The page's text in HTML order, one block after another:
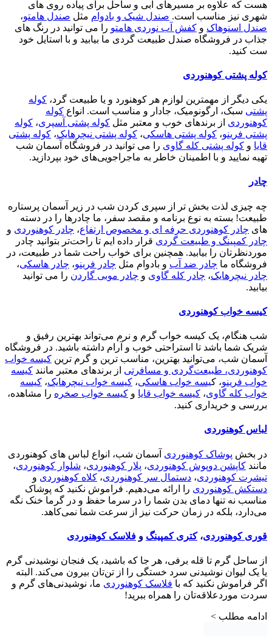
هست که علاوه بر مسیرهای آبی و ساحل برای پیاده روی های
شهری نیز مناسب است. صندل شیک و بادوام مثل صندل هامتو،
صندل اسنوهاک و کفش آب نوردی هامتو را می توانید در رنگ های
جذاب در فروشگاه صندل طبیعت گردی ما بیابید و با استایل خود
ست کنید.
کوله پشتی کوهنوردی
یکی دیگر از مهمترین لوازم هر کوهنورد و یا طبیعت گرد، کوله
پشتی سبک، ارگونومیک، جادار و مناسب است. انواع کوله
کوهنوردی از برندهای خوب و معتبر مثل کوله پشتی آسپری، کوله
پشتی فرینو، کوله پشتی هاسکی، کوله پشتی نیچرهایک، کوله پشتی
قایا و کوله پشتی کله گاوی را می توانید در فروشگاه آسمان شب
تهیه نمایید و با اطمینان خاطر به ماجراجویی‌های خود بپردازید.
چادر
چه چیزی لذت بخش تر از سپری کردن شب در زیر آسمان پرستاره
طبیعت! بسته به نوع برنامه و مقصد سفر، ما چادرها را در دسته
های چادر کوهنوردی حرفه ای و مخصوص ارتفاع، چادر کوهنوردی و
چادر کمپینگ و طبیعت گردی قرار داده ایم تا راحت‌تر بتوانید چادر
موردنظرتان را بیابید. همچنین برای خواب راحت شما در طبیعت، در
فروشگاه ما چادر ضد آب و بادوام مثل چادر فرینو، چادر هاسکی،
چادر نیچرهایک، چادر کله گاوی و چادر موبی گاردن را می توانید
بیابید.
کیسه خواب کوهنوردی
شب هنگام، یک کیسه خواب گرم و نرم می‌تواند بهترین رفیق و
شریک شما باشد تا استراحتی خوب و آرام داشته باشید. در فروشگاه
آسمان شب، می‌توانید بهترین، مناسب ترین و گرم ترین کیسه خواب
کوهنوردی، طبیعت‌گردی و مسافرتی از برندهای معتبر مانند کیسه
خواب فرینو، کیسه خواب هاسکی، کیسه خواب نیچرهایک، کیسه
خواب کله گاوی، کیسه خواب قایا و کیسه خواب صخره را مشاهده،
بررسی و خریداری کنید.
لباس کوهنوردی
در بخش پوشاک کوهنوردی آسمان شب، انواع لباس های کوهنوردی
مانند کاپشن دوپوش کوهنوردی، پلار کوهنوردی، شلوار کوهنوردی،
تیشرت کوهنوردی، دستمال سر کوهنوردی، کلاه کوهنوردی و
دستکش کوهنوردی را ارائه می‌دهیم. فراموش نکنید که پوشاک
مناسب نه تنها دمای بدن شما را در سرما حفظ و در گرما خنک نگه
می‌دارد، بلکه در زمان حرکت نیز از سرعت شما نمی‌کاهد.
قوری کوهنوردی،کتری کمپینگ و فلاسک کوهنوردی
از ساحل گرم تا قله برفی، هر جا که باشید، یک فنجان نوشیدنی گرم
یا یک لیوان نوشیدنی سرد خستگی را از تن‌تان بیرون می‌کند. البته
اگر فراموش نکنید که با فلاسک کوهنوردی ما، نوشیدنی‌های گرم و
سردت موردعلاقه‌تان را همراه ببرید!
ادامه مطلب >